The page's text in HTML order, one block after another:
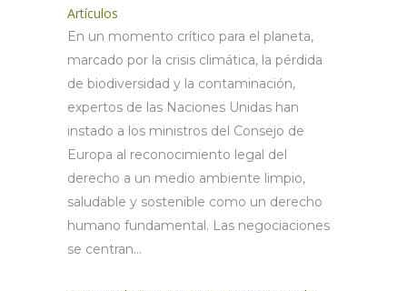
Artículos
En un momento crítico para el planeta,
marcado por la crisis climática, la pérdida
de biodiversidad y la contaminación,
expertos de las Naciones Unidas han
instado a los ministros del Consejo de
Europa al reconocimiento legal del
derecho a un medio ambiente limpio,
saludable y sostenible como un derecho
humano fundamental. Las negociaciones
se centran...